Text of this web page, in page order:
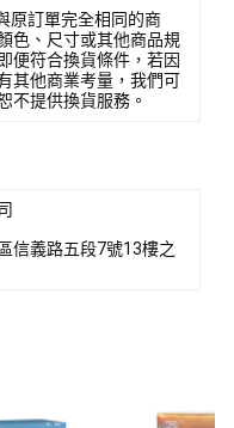
原訂單完全相同的商
色、尺寸或其他商品規
便符合換貨條件，若因
其他商業考量，我們可
不提供換貨服務。
信義路五段7號13樓之